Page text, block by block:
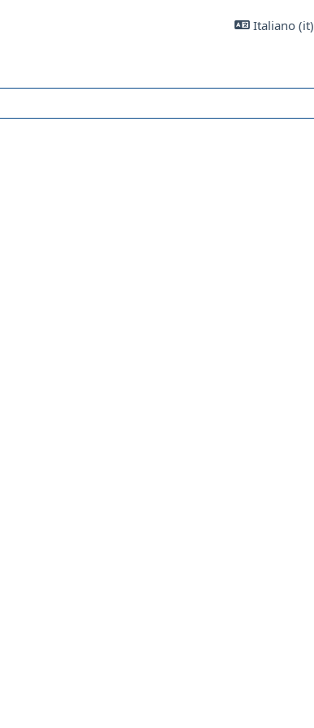
Italiano ‎(it)‎